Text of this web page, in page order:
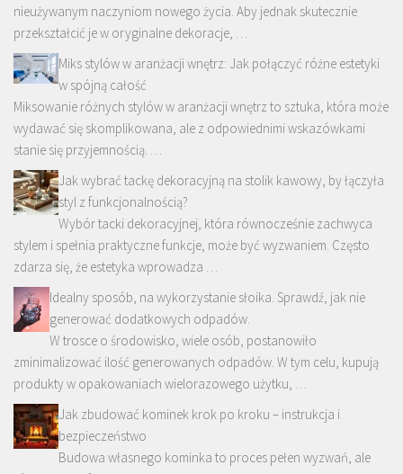
nieużywanym naczyniom nowego życia. Aby jednak skutecznie
przekształcić je w oryginalne dekoracje, …
Miks stylów w aranżacji wnętrz: Jak połączyć różne estetyki
w spójną całość
Miksowanie różnych stylów w aranżacji wnętrz to sztuka, która może
wydawać się skomplikowana, ale z odpowiednimi wskazówkami
stanie się przyjemnością. …
Jak wybrać tackę dekoracyjną na stolik kawowy, by łączyła
styl z funkcjonalnością?
Wybór tacki dekoracyjnej, która równocześnie zachwyca
stylem i spełnia praktyczne funkcje, może być wyzwaniem. Często
zdarza się, że estetyka wprowadza …
Idealny sposób, na wykorzystanie słoika. Sprawdź, jak nie
generować dodatkowych odpadów.
W trosce o środowisko, wiele osób, postanowiło
zminimalizować ilość generowanych odpadów. W tym celu, kupują
produkty w opakowaniach wielorazowego użytku, …
Jak zbudować kominek krok po kroku – instrukcja i
bezpieczeństwo
Budowa własnego kominka to proces pełen wyzwań, ale